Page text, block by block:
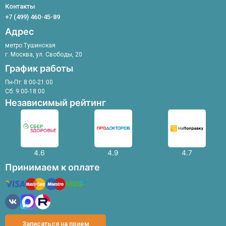
Флеболог
Эндокринолог
Контакты
+7 (499) 460-45-89
Адрес
метро Тушинская
г. Москва, ул. Свободы, 20
График работы
Пн-Пт: 8:00-21:00
Сб: 9:00-18:00
Независимый рейтинг
4.6 4.9 4.7
Принимаем к оплате
Записаться на прием